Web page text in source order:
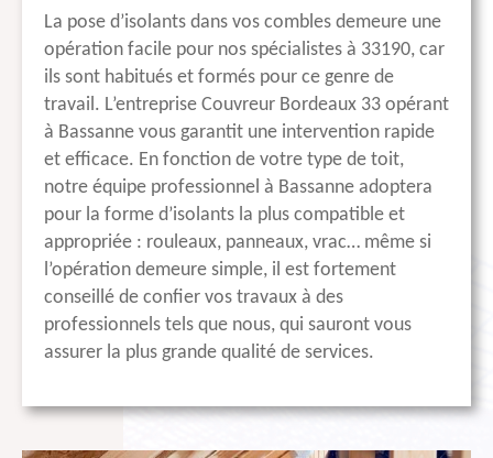
La pose d’isolants dans vos combles demeure une
opération facile pour nos spécialistes à 33190, car
ils sont habitués et formés pour ce genre de
travail. L’entreprise Couvreur Bordeaux 33 opérant
à Bassanne vous garantit une intervention rapide
et efficace. En fonction de votre type de toit,
notre équipe professionnel à Bassanne adoptera
pour la forme d’isolants la plus compatible et
appropriée : rouleaux, panneaux, vrac… même si
l’opération demeure simple, il est fortement
conseillé de confier vos travaux à des
professionnels tels que nous, qui sauront vous
assurer la plus grande qualité de services.